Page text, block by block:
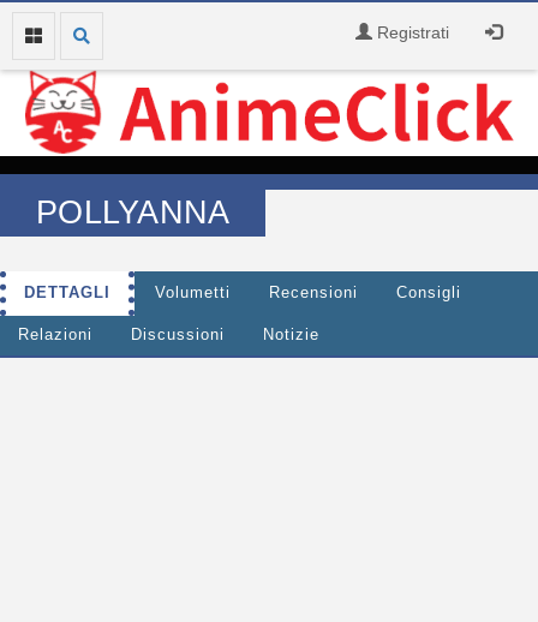
Registrati
POLLYANNA
DETTAGLI Volumetti Recensioni Consigli
Relazioni Discussioni Notizie